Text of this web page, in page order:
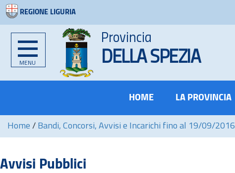
REGIONE LIGURIA
MENU
Provincia
DELLA SPEZIA
HOME LA PROVINCIA
Home / Bandi, Concorsi, Avvisi e Incarichi fino al 19/09/2016
Avvisi Pubblici